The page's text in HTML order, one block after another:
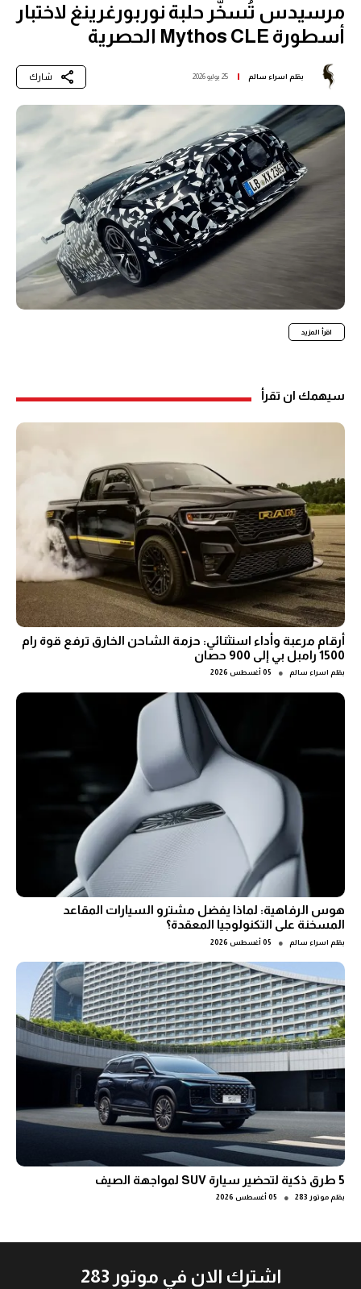
مرسيدس تُسخّر حلبة نوربورغرينغ لاختبار
أسطورة Mythos CLE الحصرية
بقلم اسراء سالم 25 يوليو 2026 شارك
اقرأ المزيد
سيهمك ان تقرأ
أرقام مرعبة وأداء استثنائي: حزمة الشاحن الخارق ترفع قوة رام
1500 رامبل بي إلى 900 حصان
بقلم اسراء سالم ● 05 أغسطس 2026
هوس الرفاهية: لماذا يفضل مشترو السيارات المقاعد
المسخنة على التكنولوجيا المعقدة؟
بقلم اسراء سالم ● 05 أغسطس 2026
5 طرق ذكية لتحضير سيارة SUV لمواجهة الصيف
بقلم موتور 283 ● 05 أغسطس 2026
اشترك الان في موتور 283